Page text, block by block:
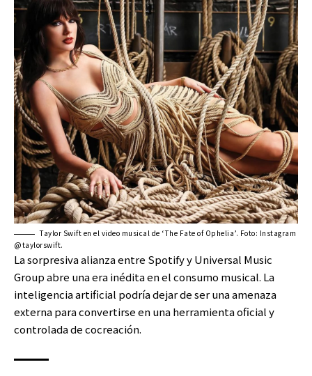
Taylor Swift en el video musical de ‘The Fate of Ophelia’. Foto: Instagram
@taylorswift.
La sorpresiva alianza entre Spotify y Universal Music
Group abre una era inédita en el consumo musical. La
inteligencia artificial podría dejar de ser una amenaza
externa para convertirse en una herramienta oficial y
controlada de cocreación.